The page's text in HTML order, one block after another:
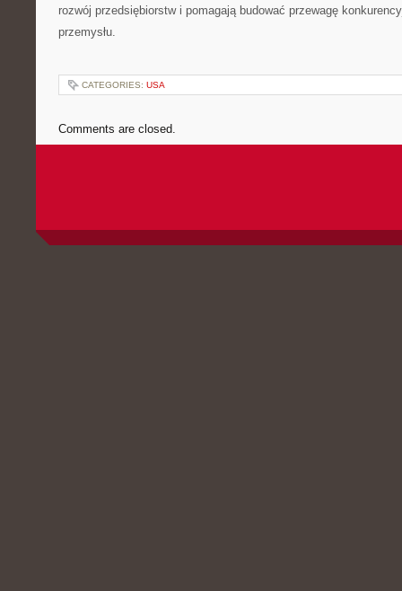
rozwój przedsiębiorstw i pomagają budować przewagę
przemysłu.
CATEGORIES: USA
Comments are closed.